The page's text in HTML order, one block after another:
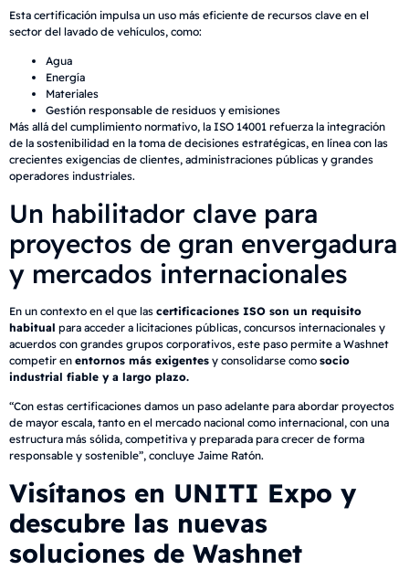
Esta certificación impulsa un uso más eficiente de recursos clave en el
sector del lavado de vehículos, como:
Agua
Energía
Materiales
Gestión responsable de residuos y emisiones
Más allá del cumplimiento normativo, la ISO 14001 refuerza la integración
de la sostenibilidad en la toma de decisiones estratégicas, en línea con las
crecientes exigencias de clientes, administraciones públicas y grandes
operadores industriales.
Un habilitador clave para
proyectos de gran envergadura
y mercados internacionales
En un contexto en el que las certificaciones ISO son un requisito
habitual para acceder a licitaciones públicas, concursos internacionales y
acuerdos con grandes grupos corporativos, este paso permite a Washnet
competir en entornos más exigentes y consolidarse como socio
industrial fiable y a largo plazo.
“Con estas certificaciones damos un paso adelante para abordar proyectos
de mayor escala, tanto en el mercado nacional como internacional, con una
estructura más sólida, competitiva y preparada para crecer de forma
responsable y sostenible”, concluye Jaime Ratón.
Visítanos en UNITI Expo y
descubre las nuevas
soluciones de Washnet